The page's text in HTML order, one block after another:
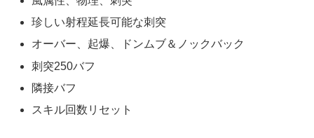
珍しい射程延長可能な刺突
オーバー、起爆、ドンムブ＆ノックバック
刺突250バフ
隣接バフ
スキル回数リセット